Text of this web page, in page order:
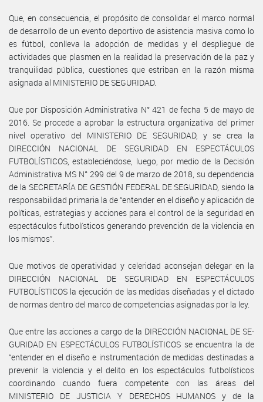
Que, en consecuencia, el propósito de consolidar el marco normal
de desarrollo de un evento deportivo de asistencia masiva como lo
es fútbol, conlleva la adopción de medidas y el despliegue de
actividades que plasmen en la realidad la preservación de la paz y
tranquilidad pública, cuestiones que estriban en la razón misma
asignada al MINISTERIO DE SEGURIDAD.
Que por Disposición Administrativa N° 421 de fecha 5 de mayo de
2016. Se procede a aprobar la estructura organizativa del primer
nivel operativo del MINISTERIO DE SEGURIDAD, y se crea la
DIRECCIÓN NACIONAL DE SEGURIDAD EN ESPECTÁCULOS
FUTBOLÍSTICOS, estableciéndose, luego, por medio de la Decisión
Administrativa MS N° 299 del 9 de marzo de 2018, su dependencia
de la SECRETARÍA DE GESTIÓN FEDERAL DE SEGURIDAD, siendo la
responsabilidad primaria la de “entender en el diseño y aplicación de
políticas, estrategias y acciones para el control de la seguridad en
espectáculos futbolísticos generando prevención de la violencia en
los mismos”.
Que motivos de operatividad y celeridad aconsejan delegar en la
DIRECCIÓN NACIONAL DE SEGURIDAD EN ESPECTÁCULOS
FUTBOLÍSTICOS la ejecución de las medidas diseñadas y el dictado
de normas dentro del marco de competencias asignadas por la ley.
Que entre las acciones a cargo de la DIRECCIÓN NACIONAL DE SE-
GURIDAD EN ESPECTÁCULOS FUTBOLÍSTICOS se encuentra la de
“entender en el diseño e instrumentación de medidas destinadas a
prevenir la violencia y el delito en los espectáculos futbolísticos
coordinando cuando fuera competente con las áreas del
MINISTERIO DE JUSTICIA Y DERECHOS HUMANOS y de la